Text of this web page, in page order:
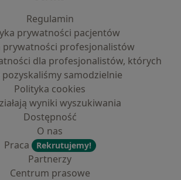
Regulamin
prywatności pacjentów
prywatności profesjonalistów
dla profesjonalistów, których
pozyskaliśmy samodzielnie
Polityka cookies
wyniki wyszukiwania
Dostępność
O nas
Praca
Rekrutujemy!
Partnerzy
Centrum prasowe